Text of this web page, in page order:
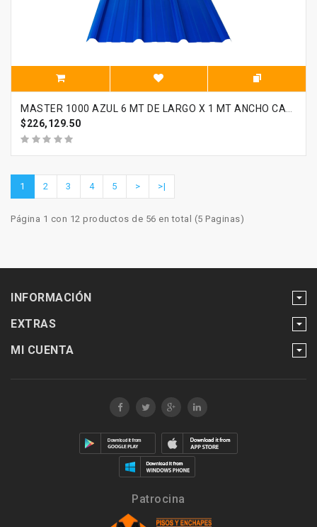
$226,129.50
1 2 3 4 5 > >|
Página 1 con 12 productos de 56 en total (5 Paginas)
INFORMACIÓN
EXTRAS
MI CUENTA
Patrocina